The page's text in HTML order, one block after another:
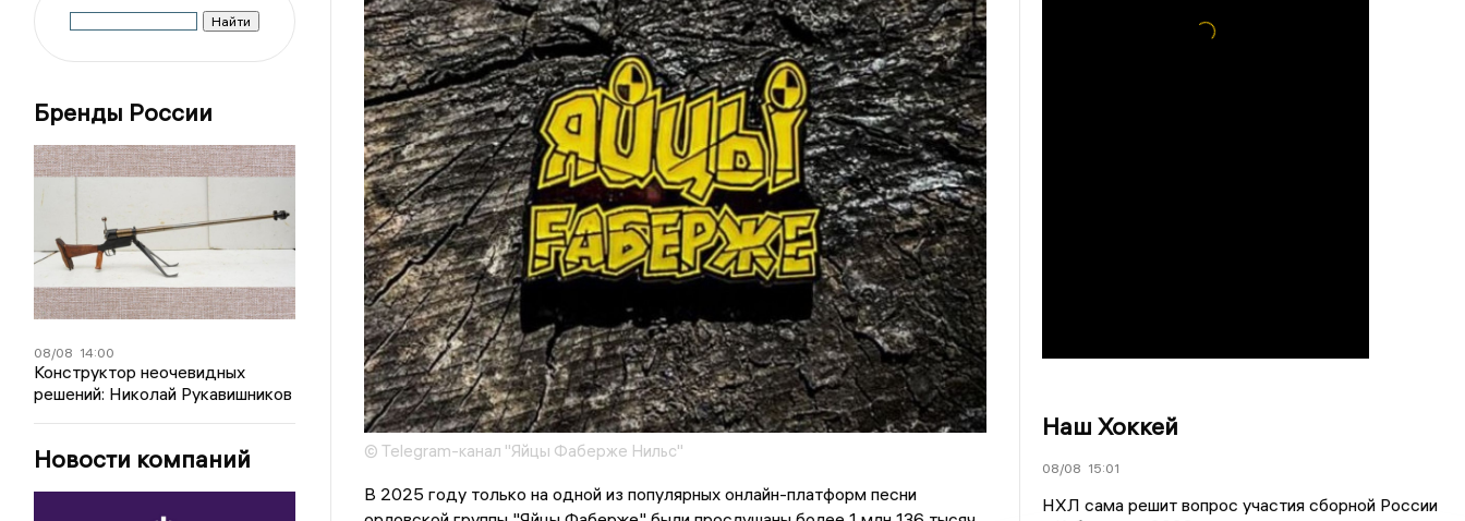
Бренды России
08/08 14:00
Конструктор неочевидных
решений: Николай Рукавишников
Новости компаний © Telegram-канал "Яйцы Фаберже Нильс"
В 2025 году только на одной из популярных онлайн-платформ песни
Наш Хоккей
08/08 15:01
НХЛ сама решит вопрос участия сборной России